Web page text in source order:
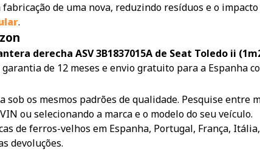
de uma nova, reduzindo resíduos e o
.
derecha ASV 3B1837015A de Seat Toledo ii
de 12 meses e envio gratuito para a Espanha
os mesmos padrões de qualidade. Pesquise entre
ou selecionando a marca e o modelo do seu veículo.
de ferros-velhos em Espanha, Portugal, França,
devoluções.